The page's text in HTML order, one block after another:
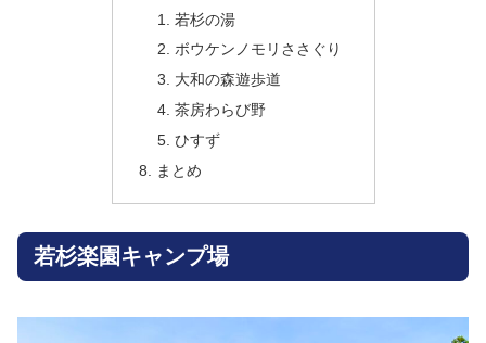
若杉の湯
ボウケンノモリささぐり
大和の森遊歩道
茶房わらび野
ひすず
まとめ
若杉楽園キャンプ場